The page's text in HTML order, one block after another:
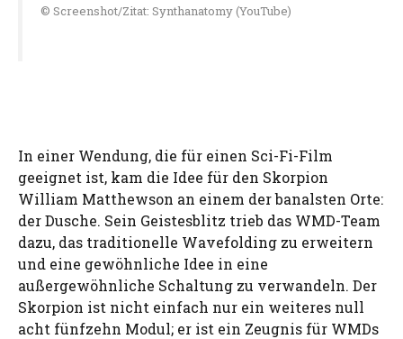
© Screenshot/Zitat: Synthanatomy (YouTube)
In einer Wendung, die für einen Sci-Fi-Film
geeignet ist, kam die Idee für den Skorpion
William Matthewson an einem der banalsten Orte:
der Dusche. Sein Geistesblitz trieb das WMD-Team
dazu, das traditionelle Wavefolding zu erweitern
und eine gewöhnliche Idee in eine
außergewöhnliche Schaltung zu verwandeln. Der
Skorpion ist nicht einfach nur ein weiteres null
acht fünfzehn Modul; er ist ein Zeugnis für WMDs